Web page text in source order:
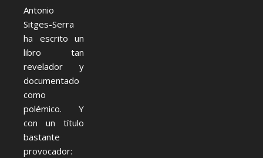
Antonio
Sitges-Serra
ha escrito un
libro tan
revelador y
documentado
como
polémico. Y
con un título
bastante
provocador: